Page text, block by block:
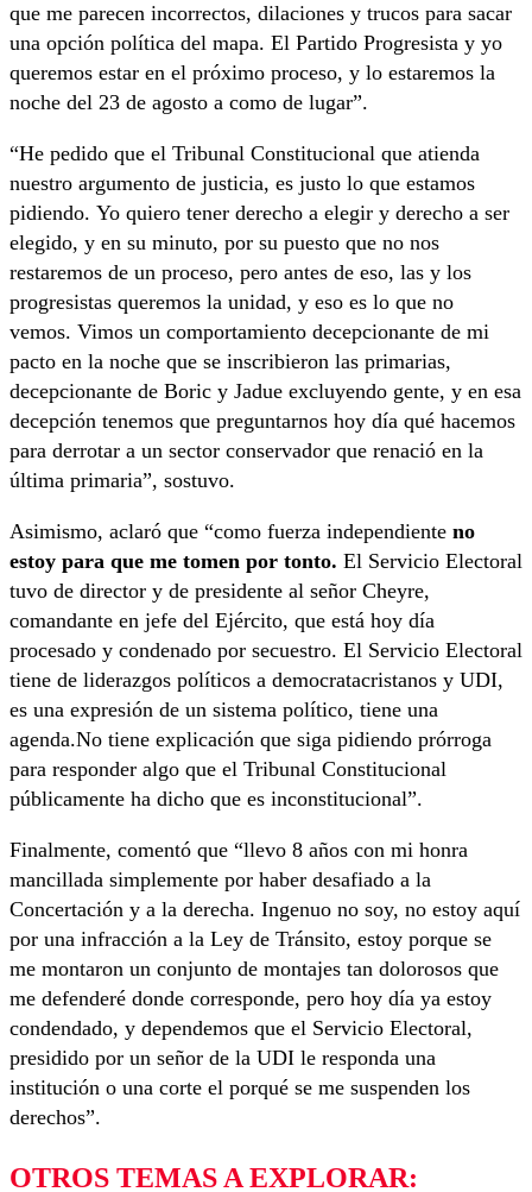
que me parecen incorrectos, dilaciones y trucos para sacar
una opción política del mapa. El Partido Progresista y yo
queremos estar en el próximo proceso, y lo estaremos la
noche del 23 de agosto a como de lugar”.
“He pedido que el Tribunal Constitucional que atienda
nuestro argumento de justicia, es justo lo que estamos
pidiendo. Yo quiero tener derecho a elegir y derecho a ser
elegido, y en su minuto, por su puesto que no nos
restaremos de un proceso, pero antes de eso, las y los
progresistas queremos la unidad, y eso es lo que no
vemos. Vimos un comportamiento decepcionante de mi
pacto en la noche que se inscribieron las primarias,
decepcionante de Boric y Jadue excluyendo gente, y en esa
decepción tenemos que preguntarnos hoy día qué hacemos
para derrotar a un sector conservador que renació en la
última primaria”, sostuvo.
Asimismo, aclaró que “como fuerza independiente no
estoy para que me tomen por tonto. El Servicio Electoral
tuvo de director y de presidente al señor Cheyre,
comandante en jefe del Ejército, que está hoy día
procesado y condenado por secuestro. El Servicio Electoral
tiene de liderazgos políticos a democratacristanos y UDI,
es una expresión de un sistema político, tiene una
agenda.No tiene explicación que siga pidiendo prórroga
para responder algo que el Tribunal Constitucional
públicamente ha dicho que es inconstitucional”.
Finalmente, comentó que “llevo 8 años con mi honra
mancillada simplemente por haber desafiado a la
Concertación y a la derecha. Ingenuo no soy, no estoy aquí
por una infracción a la Ley de Tránsito, estoy porque se
me montaron un conjunto de montajes tan dolorosos que
me defenderé donde corresponde, pero hoy día ya estoy
condendado, y dependemos que el Servicio Electoral,
presidido por un señor de la UDI le responda una
institución o una corte el porqué se me suspenden los
derechos”.
OTROS TEMAS A EXPLORAR: